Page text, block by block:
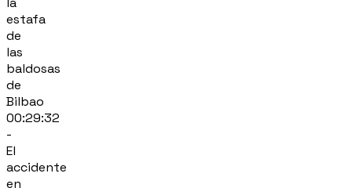
estafa
de
las
baldosas
de
Bilbao
00:29:32
-
El
accidente
en